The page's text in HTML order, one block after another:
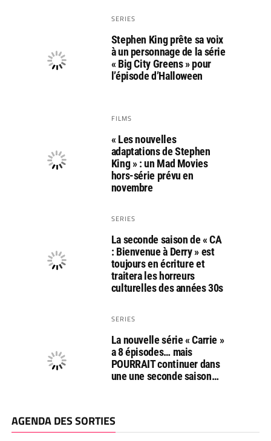
SERIES
Stephen King prête sa voix
à un personnage de la série
« Big City Greens » pour
l’épisode d’Halloween
FILMS
« Les nouvelles
adaptations de Stephen
King » : un Mad Movies
hors-série prévu en
novembre
SERIES
La seconde saison de « CA
: Bienvenue à Derry » est
toujours en écriture et
traitera les horreurs
culturelles des années 30s
SERIES
La nouvelle série « Carrie »
a 8 épisodes… mais
POURRAIT continuer dans
une une seconde saison…
AGENDA DES SORTIES